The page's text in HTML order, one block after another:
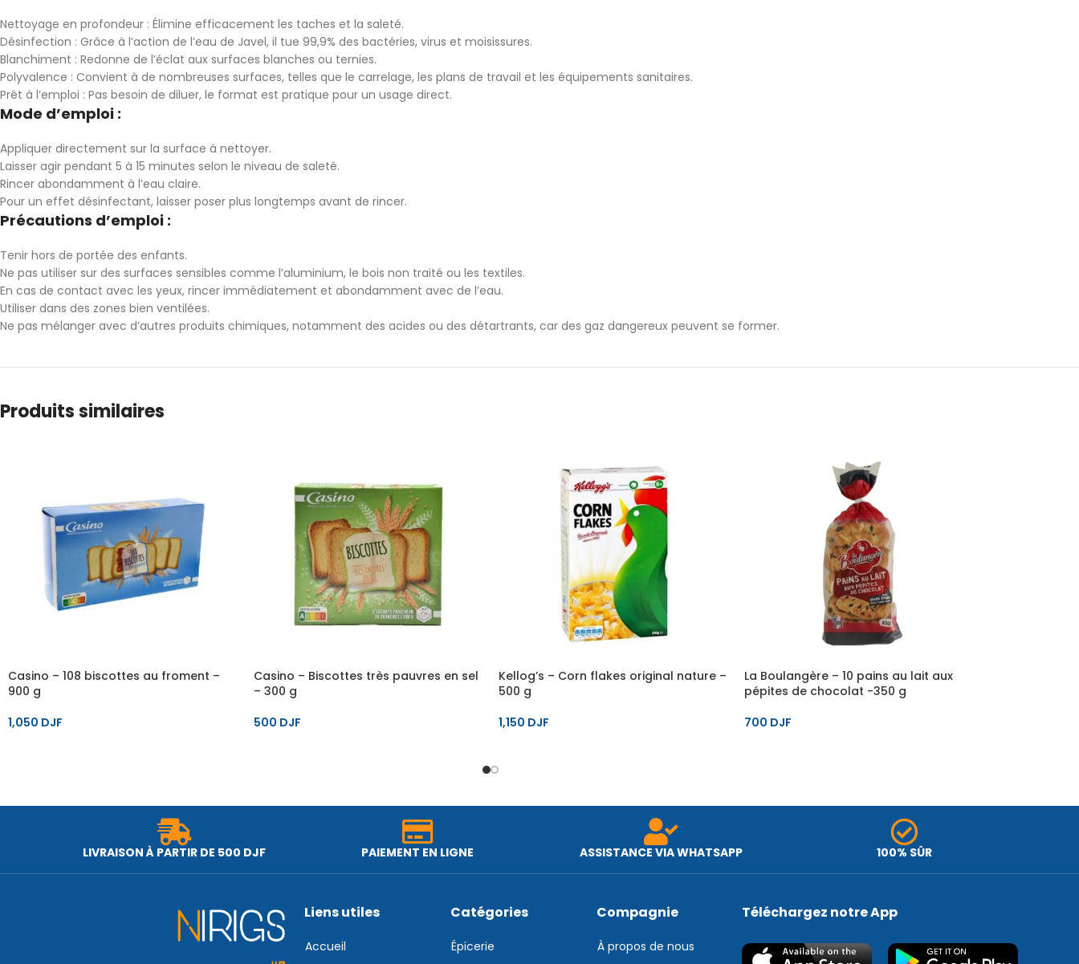
Nettoyage en profondeur : Élimine efficacement les taches et la saleté.
Désinfection : Grâce à l’action de l’eau de Javel, il tue 99,9% des bactéries, virus et moisissures.
Blanchiment : Redonne de l’éclat aux surfaces blanches ou ternies.
Polyvalence : Convient à de nombreuses surfaces, telles que le carrelage, les plans de travail et les équipements sanitaires.
Prêt à l’emploi : Pas besoin de diluer, le format est pratique pour un usage direct.
Mode d’emploi :
Appliquer directement sur la surface à nettoyer.
Laisser agir pendant 5 à 15 minutes selon le niveau de saleté.
Rincer abondamment à l’eau claire.
Pour un effet désinfectant, laisser poser plus longtemps avant de rincer.
Précautions d’emploi :
Tenir hors de portée des enfants.
Ne pas utiliser sur des surfaces sensibles comme l’aluminium, le bois non traité ou les textiles.
En cas de contact avec les yeux, rincer immédiatement et abondamment avec de l’eau.
Utiliser dans des zones bien ventilées.
Ne pas mélanger avec d’autres produits chimiques, notamment des acides ou des détartrants, car des gaz dangereux peuvent se former.
Produits similaires
Casino – 108 biscottes au froment –
900 g
1,050 DJF
Casino – Biscottes très pauvres en sel
– 300 g
500 DJF
Kellog’s – Corn flakes original nature –
500 g
1,150 DJF
La Boulangère – 10 pains au lait aux
pépites de chocolat -350 g
700 DJF
LIVRAISON À PARTIR DE 500 DJF PAIEMENT EN LIGNE ASSISTANCE VIA WHATSAPP 100% SÛR
Liens utiles
Accueil
Catégories
Épicerie
Compagnie
À propos de nous
Téléchargez notre App